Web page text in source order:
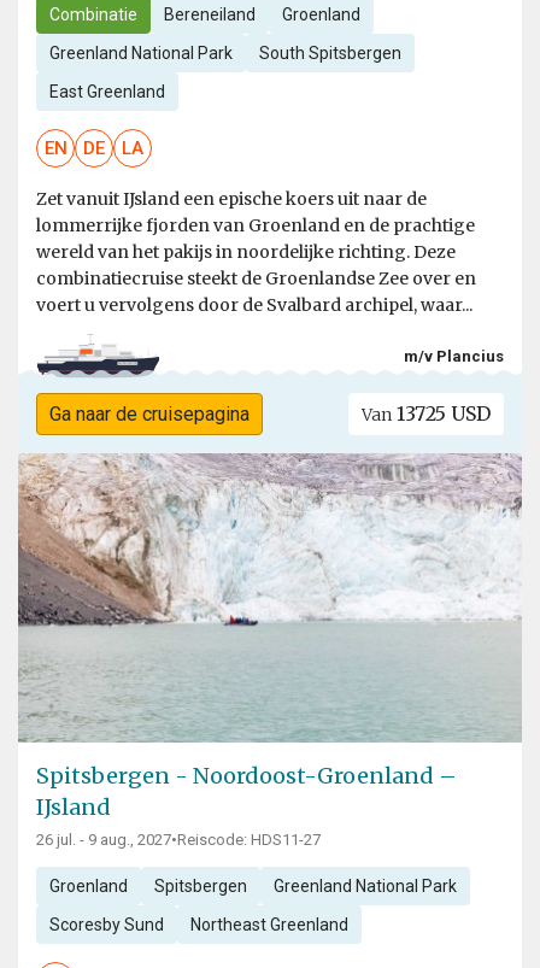
Combinatie Bereneiland Groenland
Greenland National Park South Spitsbergen
East Greenland
EN DE LA
Zet vanuit IJsland een epische koers uit naar de
lommerrijke fjorden van Groenland en de prachtige
wereld van het pakijs in noordelijke richting. Deze
combinatiecruise steekt de Groenlandse Zee over en
voert u vervolgens door de Svalbard archipel, waar...
m/v Plancius
Ga naar de cruisepagina Van 13725 USD
Spitsbergen - Noordoost-Groenland –
IJsland
26 jul. - 9 aug., 2027•Reiscode: HDS11-27
Groenland Spitsbergen Greenland National Park
Scoresby Sund Northeast Greenland